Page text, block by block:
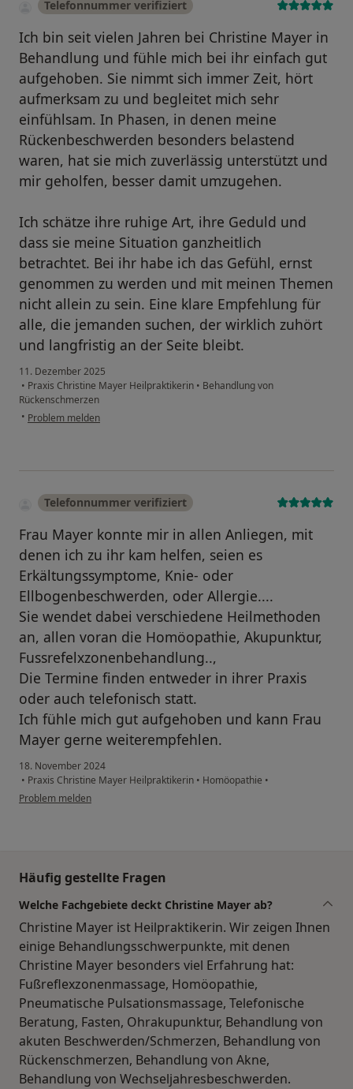
Telefonnummer verifiziert
Ich bin seit vielen Jahren bei Christine Mayer in
Behandlung und fühle mich bei ihr einfach gut
aufgehoben. Sie nimmt sich immer Zeit, hört
aufmerksam zu und begleitet mich sehr
einfühlsam. In Phasen, in denen meine
Rückenbeschwerden besonders belastend
waren, hat sie mich zuverlässig unterstützt und
mir geholfen, besser damit umzugehen.
Ich schätze ihre ruhige Art, ihre Geduld und
dass sie meine Situation ganzheitlich
betrachtet. Bei ihr habe ich das Gefühl, ernst
genommen zu werden und mit meinen Themen
nicht allein zu sein. Eine klare Empfehlung für
alle, die jemanden suchen, der wirklich zuhört
und langfristig an der Seite bleibt.
11. Dezember 2025
• Praxis Christine Mayer Heilpraktikerin • Behandlung von
Rückenschmerzen
• Problem melden
Telefonnummer verifiziert
Frau Mayer konnte mir in allen Anliegen, mit
denen ich zu ihr kam helfen, seien es
Erkältungssymptome, Knie- oder
Ellbogenbeschwerden, oder Allergie....
Sie wendet dabei verschiedene Heilmethoden
an, allen voran die Homöopathie, Akupunktur,
Fussrefelxzonenbehandlung..,
Die Termine finden entweder in ihrer Praxis
oder auch telefonisch statt.
Ich fühle mich gut aufgehoben und kann Frau
Mayer gerne weiterempfehlen.
18. November 2024
• Praxis Christine Mayer Heilpraktikerin • Homöopathie •
Problem melden
Häufig gestellte Fragen
Welche Fachgebiete deckt Christine Mayer ab?
Christine Mayer ist Heilpraktikerin. Wir zeigen Ihnen
einige Behandlungsschwerpunkte, mit denen
Christine Mayer besonders viel Erfahrung hat:
Fußreflexzonenmassage, Homöopathie,
Pneumatische Pulsationsmassage, Telefonische
Beratung, Fasten, Ohrakupunktur, Behandlung von
akuten Beschwerden/Schmerzen, Behandlung von
Rückenschmerzen, Behandlung von Akne,
Behandlung von Wechseljahresbeschwerden.